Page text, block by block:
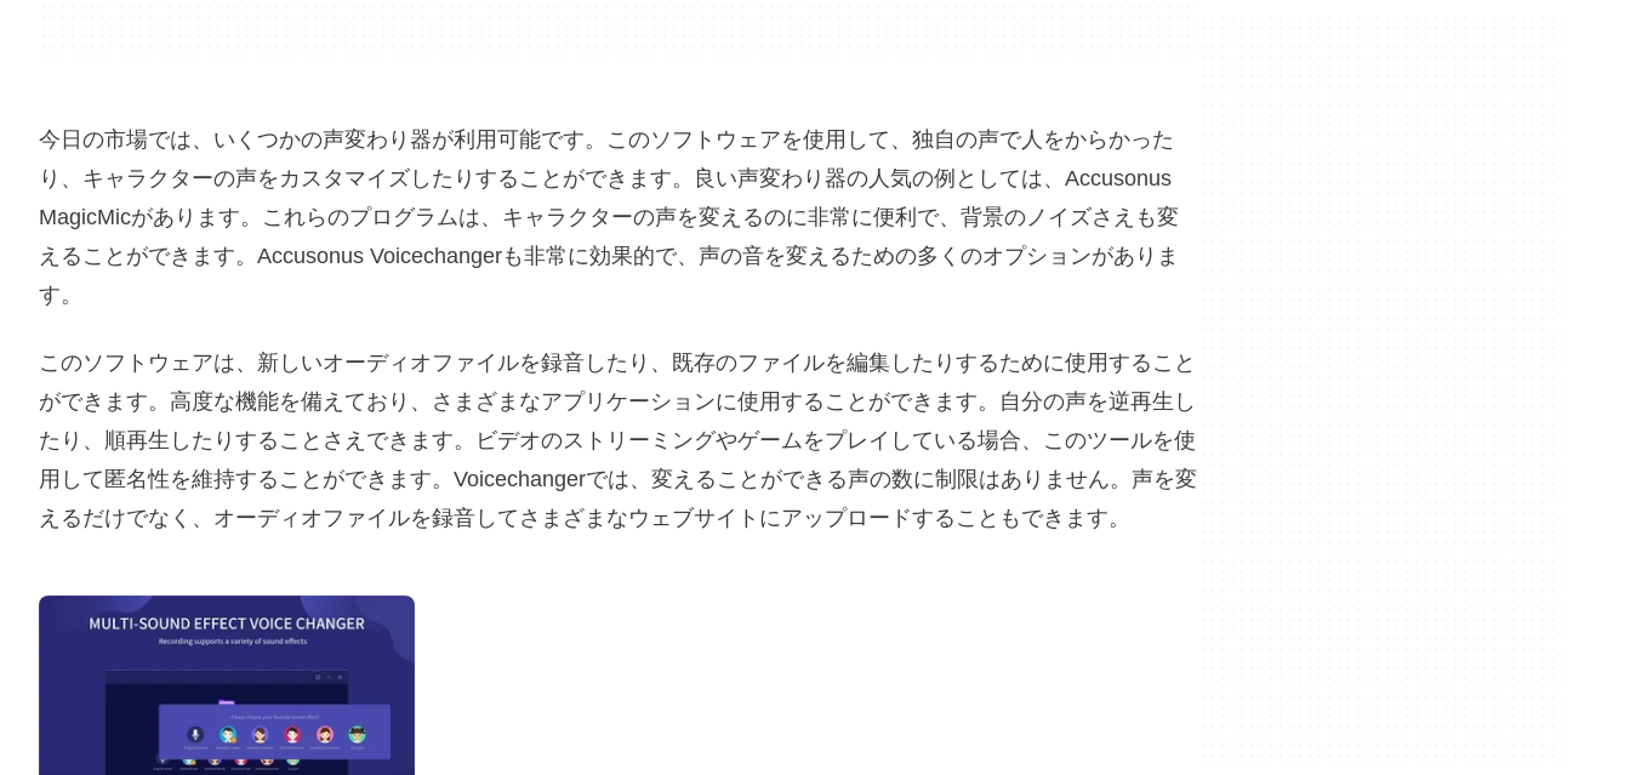
今日の市場では、いくつかの声変わり器が利用可能です。このソフトウェアを使用して、独自の声で人をからかった
り、キャラクターの声をカスタマイズしたりすることができます。良い声変わり器の人気の例としては、Accusonus
MagicMicがあります。これらのプログラムは、キャラクターの声を変えるのに非常に便利で、背景のノイズさえも変
えることができます。Accusonus Voicechangerも非常に効果的で、声の音を変えるための多くのオプションがありま
す。
このソフトウェアは、新しいオーディオファイルを録音したり、既存のファイルを編集したりするために使用すること
ができます。高度な機能を備えており、さまざまなアプリケーションに使用することができます。自分の声を逆再生し
たり、順再生したりすることさえできます。ビデオのストリーミングやゲームをプレイしている場合、このツールを使
用して匿名性を維持することができます。Voicechangerでは、変えることができる声の数に制限はありません。声を変
えるだけでなく、オーディオファイルを録音してさまざまなウェブサイトにアップロードすることもできます。